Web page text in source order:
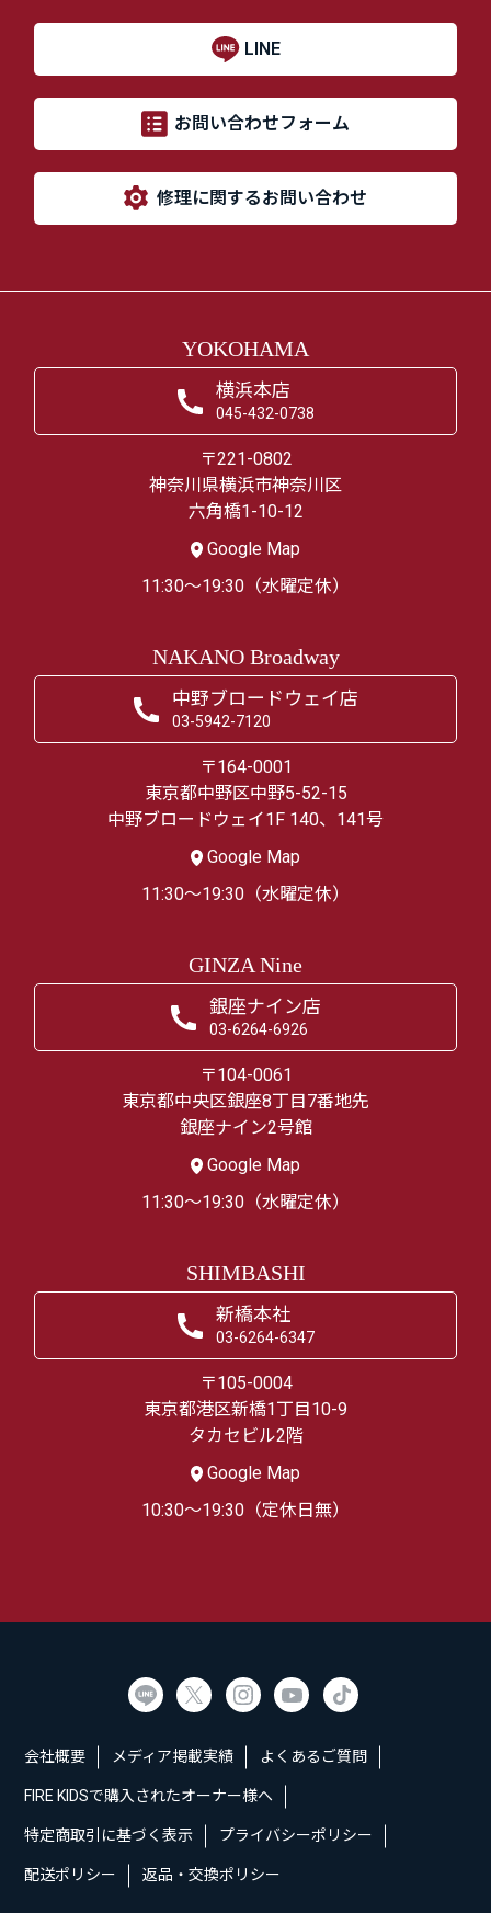
LINE
お問い合わせフォーム
修理に関するお問い合わせ
YOKOHAMA
横浜本店
045-432-0738
〒221-0802
神奈川県横浜市神奈川区
六角橋1-10-12
Google Map
11:30～19:30（水曜定休）
NAKANO Broadway
中野ブロードウェイ店
03-5942-7120
〒164-0001
東京都中野区中野5-52-15
中野ブロードウェイ1F 140、141号
Google Map
11:30～19:30（水曜定休）
GINZA Nine
銀座ナイン店
03-6264-6926
〒104-0061
東京都中央区銀座8丁目7番地先
銀座ナイン2号館
Google Map
11:30～19:30（水曜定休）
SHIMBASHI
新橋本社
03-6264-6347
〒105-0004
東京都港区新橋1丁目10-9
タカセビル2階
Google Map
10:30～19:30（定休日無）
会社概要 メディア掲載実績 よくあるご質問
FIRE KIDSで購入されたオーナー様へ
特定商取引に基づく表示 プライバシーポリシー
配送ポリシー 返品・交換ポリシー